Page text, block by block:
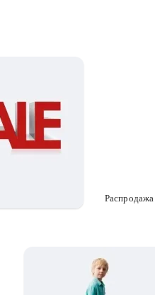
Распродажа